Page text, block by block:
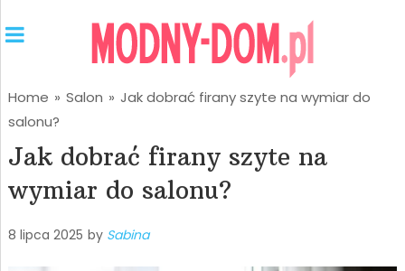
Home » Salon » Jak dobrać firany szyte na wymiar do
salonu?
Jak dobrać firany szyte na
wymiar do salonu?
8 lipca 2025 by Sabina